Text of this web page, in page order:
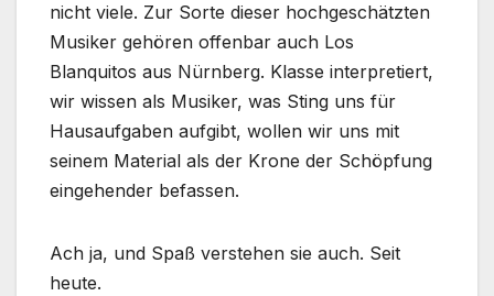
nicht viele. Zur Sorte dieser hochgeschätzten
Musiker gehören offenbar auch Los
Blanquitos aus Nürnberg. Klasse interpretiert,
wir wissen als Musiker, was Sting uns für
Hausaufgaben aufgibt, wollen wir uns mit
seinem Material als der Krone der Schöpfung
eingehender befassen.
Ach ja, und Spaß verstehen sie auch. Seit
heute.